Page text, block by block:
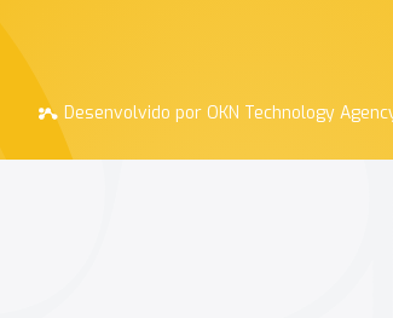
Desenvolvido por OKN Technology